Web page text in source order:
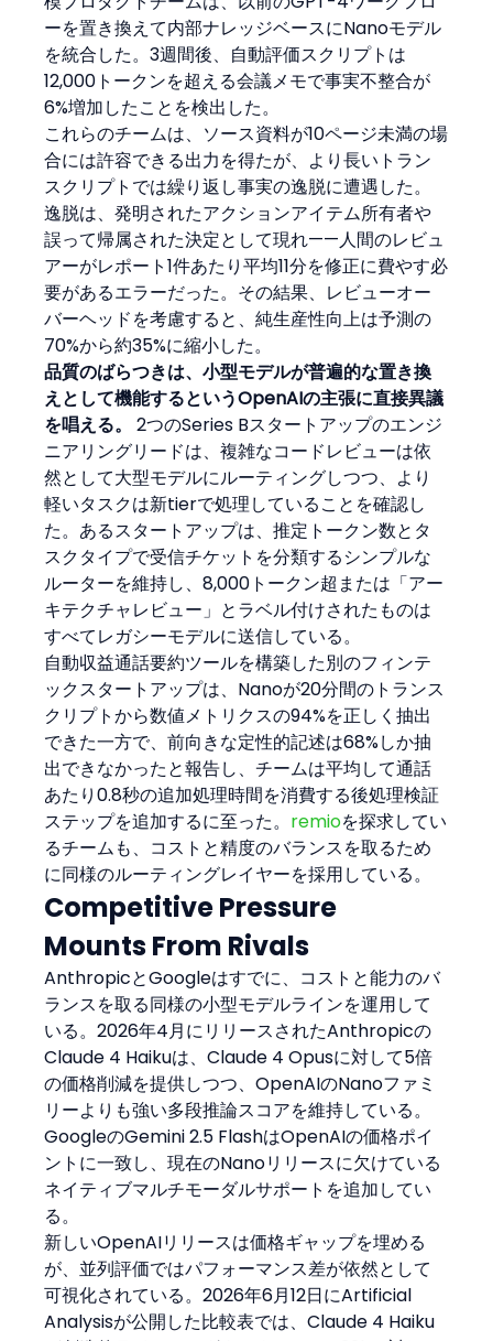
ーを置き換えて内部ナレッジベースにNanoモデル
を統合した。3週間後、自動評価スクリプトは
12,000トークンを超える会議メモで事実不整合が
6%増加したことを検出した。
これらのチームは、ソース資料が10ページ未満の場
合には許容できる出力を得たが、より長いトラン
スクリプトでは繰り返し事実の逸脱に遭遇した。
逸脱は、発明されたアクションアイテム所有者や
誤って帰属された決定として現れ——人間のレビュ
アーがレポート1件あたり平均11分を修正に費やす必
要があるエラーだった。その結果、レビューオー
バーヘッドを考慮すると、純生産性向上は予測の
70%から約35%に縮小した。
品質のばらつきは、小型モデルが普遍的な置き換
えとして機能するというOpenAIの主張に直接異議
を唱える。
2つのSeries Bスタートアップのエンジ
ニアリングリードは、複雑なコードレビューは依
然として大型モデルにルーティングしつつ、より
軽いタスクは新tierで処理していることを確認し
た。あるスタートアップは、推定トークン数とタ
スクタイプで受信チケットを分類するシンプルな
ルーターを維持し、8,000トークン超または「アー
キテクチャレビュー」とラベル付けされたものは
すべてレガシーモデルに送信している。
自動収益通話要約ツールを構築した別のフィンテ
ックスタートアップは、Nanoが20分間のトランス
クリプトから数値メトリクスの94%を正しく抽出
できた一方で、前向きな定性的記述は68%しか抽
出できなかったと報告し、チームは平均して通話
あたり0.8秒の追加処理時間を消費する後処理検証
ステップを追加するに至った。 remioを探求してい
るチームも、コストと精度のバランスを取るため
に同様のルーティングレイヤーを採用している。
Competitive Pressure
Mounts From Rivals
AnthropicとGoogleはすでに、コストと能力のバ
ランスを取る同様の小型モデルラインを運用して
いる。2026年4月にリリースされたAnthropicの
Claude 4 Haikuは、Claude 4 Opusに対して5倍
の価格削減を提供しつつ、OpenAIのNanoファミ
リーよりも強い多段推論スコアを維持している。
GoogleのGemini 2.5 FlashはOpenAIの価格ポイ
ントに一致し、現在のNanoリリースに欠けている
ネイティブマルチモーダルサポートを追加してい
る。
新しいOpenAIリリースは価格ギャップを埋める
が、並列評価ではパフォーマンス差が依然として
可視化されている。2026年6月12日にArtificial
Analysisが公開した比較表では、Claude 4 Haiku